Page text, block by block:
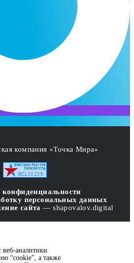
компания «Точка Мира»
персональных данных
сайта — shapovalov.digital
веб-аналитики
“cookie”, а также